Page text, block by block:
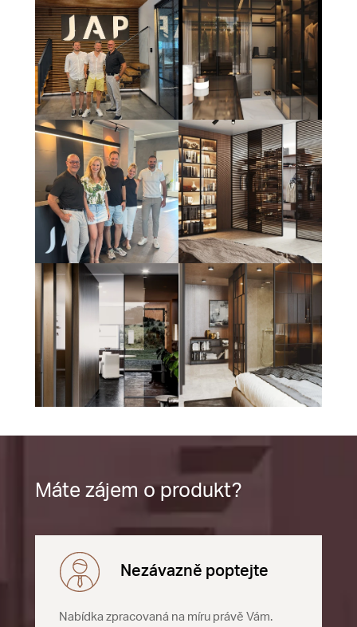
Máte zájem o produkt?
Nezávazně poptejte
Nabídka zpracovaná na míru právě Vám.